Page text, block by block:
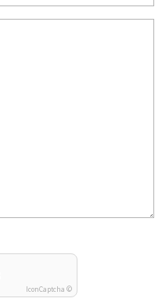
IconCaptcha ©